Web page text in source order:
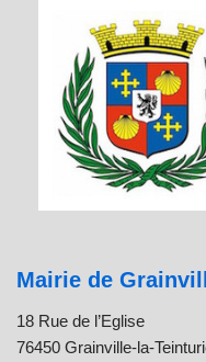
Mairie de
18 Rue de l’Eglise
76450 Grainville-la-